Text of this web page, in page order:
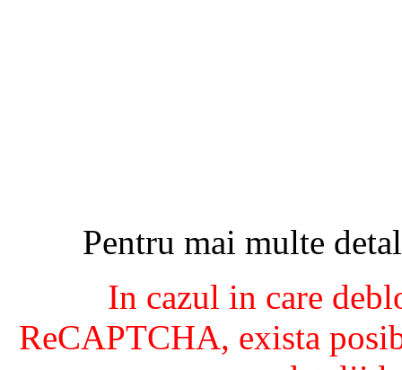
Pentru mai multe
In cazul in care
ReCAPTCHA, exista